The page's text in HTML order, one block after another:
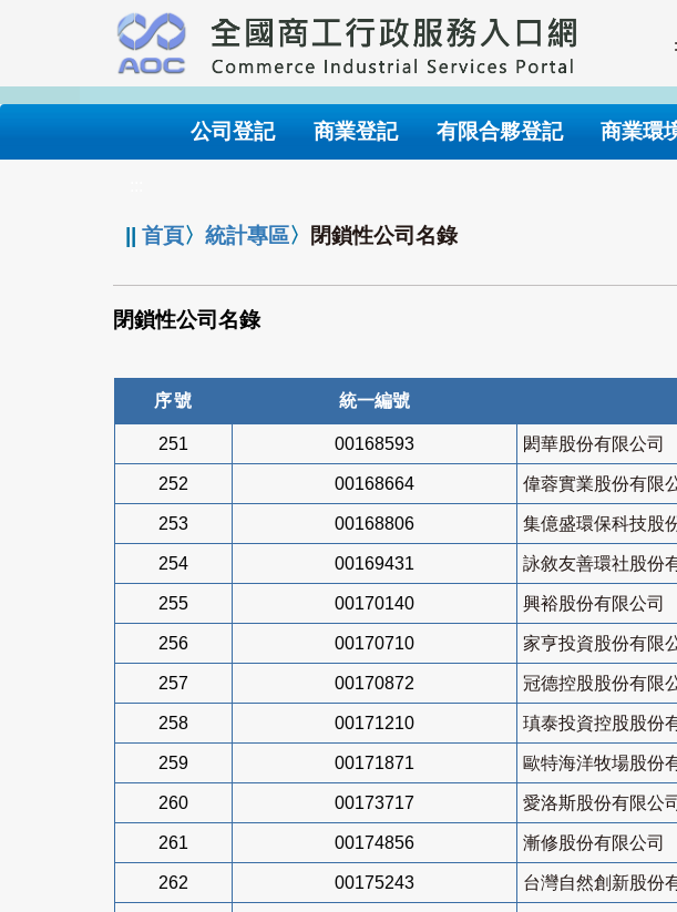
要
內
公司登記 商業登記 有限合夥登記 商業環
||首頁〉統計專區〉 閉鎖性公司名錄
閉鎖性公司名錄
序號 統一編號
251 00168593 閎華股份有限公司
252 00168664 偉蓉實業股份有限
253 00168806 集億盛環保科技股
254 00169431 詠敘友善環社股份
255 00170140 興裕股份有限公司
256 00170710 家亨投資股份有限
257 00170872 冠德控股股份有限
258 00171210 瑱泰投資控股股份
259 00171871 歐特海洋牧場股份
260 00173717 愛洛斯股份有限公司
261 00174856 漸修股份有限公司
262 00175243 台灣自然創新股份